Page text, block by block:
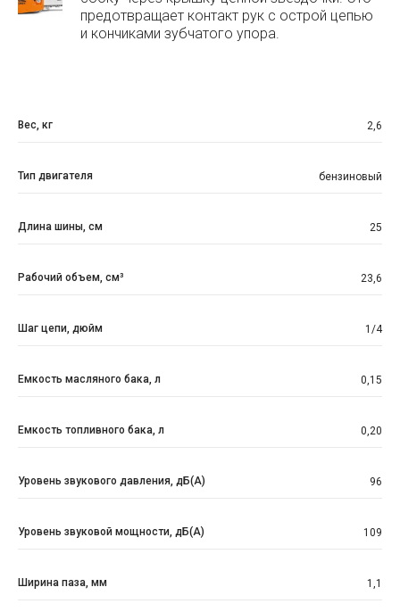
предотвращает контакт рук с острой цепью
и кончиками зубчатого упора.
Вес, кг 2,6
Тип двигателя бензиновый
Длина шины, см 25
Рабочий объем, см³ 23,6
Шаг цепи, дюйм 1/4
Емкость масляного бака, л 0,15
Емкость топливного бака, л 0,20
Уровень звукового давления, дБ(A) 96
Уровень звуковой мощности, дБ(A) 109
Ширина паза, мм 1,1